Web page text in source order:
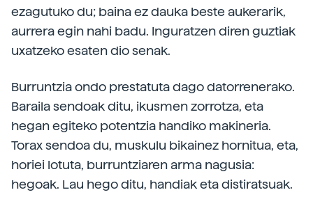
ezagutuko du; baina ez dauka beste aukerarik,
aurrera egin nahi badu. Inguratzen diren guztiak
uxatzeko esaten dio senak.
Burruntzia ondo prestatuta dago datorrenerako.
Baraila sendoak ditu, ikusmen zorrotza, eta
hegan egiteko potentzia handiko makineria.
Torax sendoa du, muskulu bikainez hornitua, eta,
horiei lotuta, burruntziaren arma nagusia:
hegoak. Lau hego ditu, handiak eta distiratsuak.